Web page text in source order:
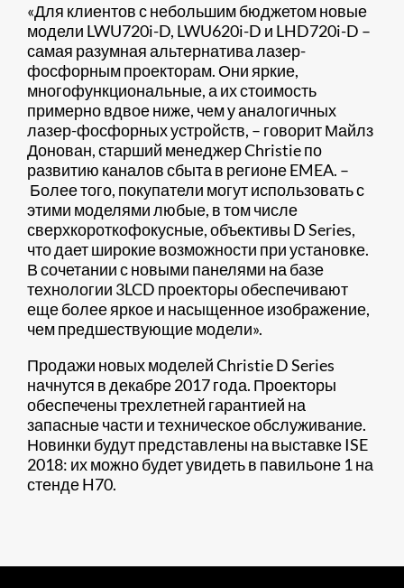
«Для клиентов с небольшим бюджетом новые
модели LWU720i-D, LWU620i-D и LHD720i-D –
самая разумная альтернатива лазер-
фосфорным проекторам. Они яркие,
многофункциональные, а их стоимость
примерно вдвое ниже, чем у аналогичных
лазер-фосфорных устройств, – говорит Майлз
Донован, старший менеджер Christie по
развитию каналов сбыта в регионе EMEA. –
Более того, покупатели могут использовать с
этими моделями любые, в том числе
сверхкороткофокусные, объективы D Series,
что дает широкие возможности при установке.
В сочетании с новыми панелями на базе
технологии 3LCD проекторы обеспечивают
еще более яркое и насыщенное изображение,
чем предшествующие модели».​
Продажи новых моделей Christie D Series
начнутся в декабре 2017 года. Проекторы
обеспечены трехлетней гарантией на
запасные части и техническое обслуживание.
Новинки будут представлены на выставке ISE
2018: их можно будет увидеть в павильоне 1 на
стенде H70.​